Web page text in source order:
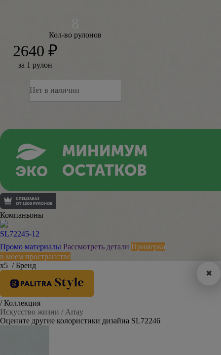
Кол-во рулонов
2640 ₽
за 1 рулон
Нет в наличии
Компаньоны
SL72245-12
Промо материалы Рассмотреть детали Примерка
в моем пространстве
х5
✖
/ Бренд
/ Коллекция
Искусство жизни / Array
Оцените другие колористики дизайна SL72246